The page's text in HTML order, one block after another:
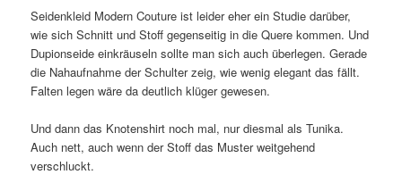
Seidenkleid Modern Couture ist leider eher ein Studie darüber,
wie sich Schnitt und Stoff gegenseitig in die Quere kommen. Und
Dupionseide einkräuseln sollte man sich auch überlegen. Gerade
die Nahaufnahme der Schulter zeig, wie wenig elegant das fällt.
Falten legen wäre da deutlich klüger gewesen.
Und dann das Knotenshirt noch mal, nur diesmal als Tunika.
Auch nett, auch wenn der Stoff das Muster weitgehend
verschluckt.